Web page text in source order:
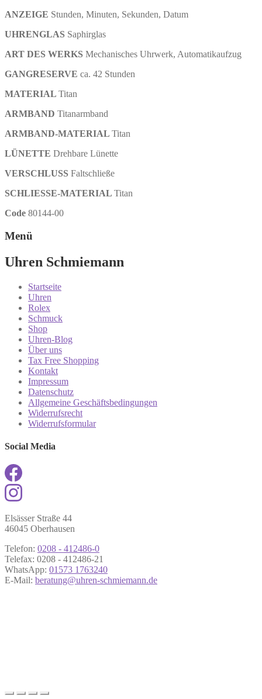
ANZEIGE Stunden, Minuten, Sekunden, Datum
UHRENGLAS Saphirglas
ART DES WERKS Mechanisches Uhrwerk, Automatikaufzug
GANGRESERVE ca. 42 Stunden
MATERIAL Titan
ARMBAND Titanarmband
ARMBAND-MATERIAL Titan
LÜNETTE Drehbare Lünette
VERSCHLUSS Faltschließe
SCHLIESSE-MATERIAL Titan
Code 80144-00
Menü
Uhren Schmiemann
Startseite
Uhren
Rolex
Schmuck
Shop
Uhren-Blog
Über uns
Tax Free Shopping
Kontakt
Impressum
Datenschutz
Allgemeine Geschäftsbedingungen
Widerrufsrecht
Widerrufsformular
Social Media
Elsässer Straße 44
46045 Oberhausen
Telefon: 0208 - 412486-0
Telefax: 0208 - 412486-21
WhatsApp: 01573 1763240
E-Mail: beratung@uhren-schmiemann.de